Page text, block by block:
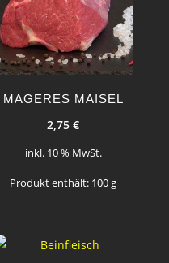
MAGERES MAISEL
2,75€
inkl. 10 % MwSt.
Produkt enthält: 100g